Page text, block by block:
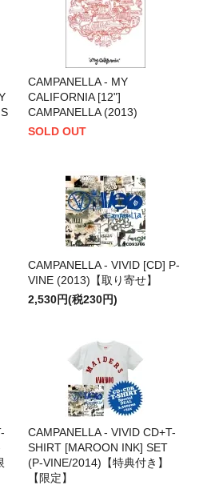
CAMPANELLA - MY
CALIFORNIA [12"]
CAMPANELLA (2013)
SOLD OUT
CAMPANELLA - VIVID [CD] P-
VINE (2013)【取り寄せ】
2,530円(税230円)
CAMPANELLA - VIVID CD+T-
SHIRT [MAROON INK] SET
(P-VINE/2014)【特典付き】
【限定】